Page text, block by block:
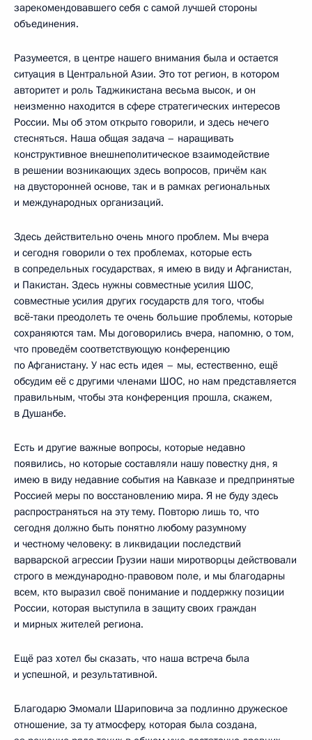
зарекомендовавшего себя с самой лучшей стороны
объединения.
Разумеется, в центре нашего внимания была и остается
ситуация в Центральной Азии. Это тот регион, в котором
авторитет и роль Таджикистана весьма высок, и он
неизменно находится в сфере стратегических интересов
России. Мы об этом открыто говорили, и здесь нечего
стесняться. Наша общая задача – наращивать
конструктивное внешнеполитическое взаимодействие
в решении возникающих здесь вопросов, причём как
на двусторонней основе, так и в рамках региональных
и международных организаций.
Здесь действительно очень много проблем. Мы вчера
и сегодня говорили о тех проблемах, которые есть
в сопредельных государствах, я имею в виду и Афганистан,
и Пакистан. Здесь нужны совместные усилия ШОС,
совместные усилия других государств для того, чтобы
всё‑таки преодолеть те очень большие проблемы, которые
сохраняются там. Мы договорились вчера, напомню, о том,
что проведём соответствующую конференцию
по Афганистану. У нас есть идея – мы, естественно, ещё
обсудим её с другими членами ШОС, но нам представляется
правильным, чтобы эта конференция прошла, скажем,
в Душанбе.
Есть и другие важные вопросы, которые недавно
появились, но которые составляли нашу повестку дня, я
имею в виду недавние события на Кавказе и предпринятые
Россией меры по восстановлению мира. Я не буду здесь
распространяться на эту тему. Повторю лишь то, что
сегодня должно быть понятно любому разумному
и честному человеку: в ликвидации последствий
варварской агрессии Грузии наши миротворцы действовали
строго в международно-правовом поле, и мы благодарны
всем, кто выразил своё понимание и поддержку позиции
России, которая выступила в защиту своих граждан
и мирных жителей региона.
Ещё раз хотел бы сказать, что наша встреча была
и успешной, и результативной.
Благодарю Эмомали Шариповича за подлинно дружеское
отношение, за ту атмосферу, которая была создана,